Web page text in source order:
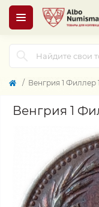
Венгрия 1 Филлер
Венгрия 1